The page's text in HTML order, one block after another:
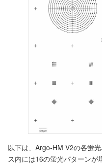
以下は、Argo-HM V2の各蛍
ス内には16の蛍光パターンが